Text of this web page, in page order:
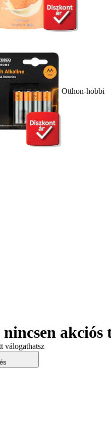
Otthon-hobbi
akciós
válogathatsz